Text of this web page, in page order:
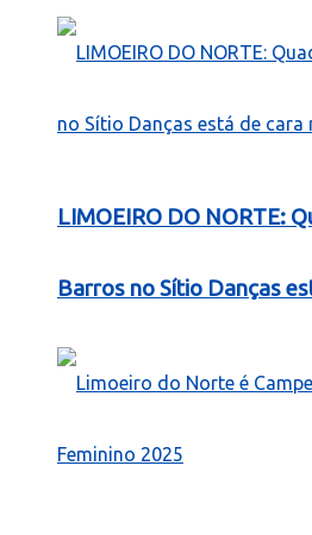
LIMOEIRO DO NORTE:
Barros no Sítio Danças